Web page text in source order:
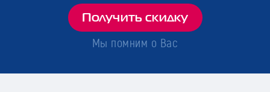
Мы помним о Вас
Получить скидку